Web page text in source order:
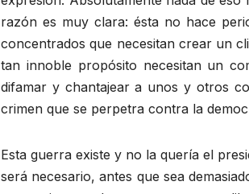
razón es muy clara: ésta no hace
concentrados que necesitan crear un
tan innoble propósito necesitan un
difamar y chantajear a unos y otros
crimen que se perpetra contra la
Esta guerra existe y no la quería el
será necesario, antes que sea